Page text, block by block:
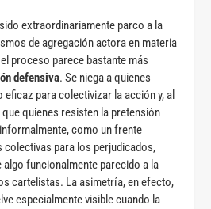
extraordinariamente parco a la
de agregación actora en materia
proceso parece bastante más
defensiva. Se niega a quienes
para colectivizar la acción y, al
quienes resisten la pretensión
como un frente
colectivas para los perjudicados,
algo funcionalmente parecido a la
cartelistas. La asimetría, en efecto,
especialmente visible cuando la